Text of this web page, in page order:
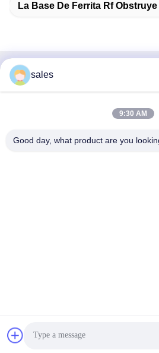
La Base De Ferrita Rf Obstruye
Contacto rápido
Parque Industrial de Alta
sales
9:30 AM
Good day, what product are you